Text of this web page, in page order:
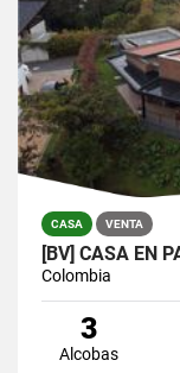
CASA VENTA
Colombia
3
Alcobas